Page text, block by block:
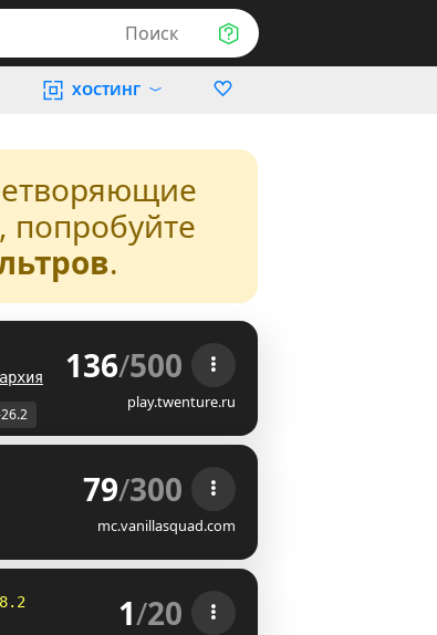
Поиск
ХОСТИНГ
, попробуйте
.
136/500
play.twenture.ru
79/300
mc.vanillasquad.com
1/20